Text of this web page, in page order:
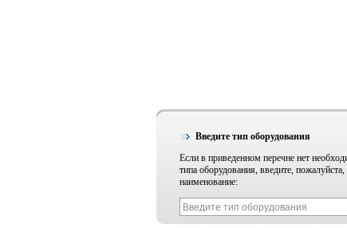
Введите тип оборудования
Если в приведенном перечне нет
типа оборудования, введите, пожалуйста,
наименование: